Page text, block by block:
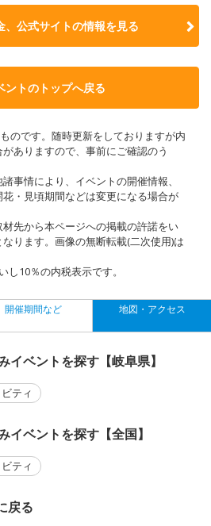
、公式サイトの情報を見る
ントのトップへ戻る
のです。随時更新をしておりますが内
ありますので、事前にご確認のう
事情により、イベントの開催情報、
・見頃期間などは変更になる場合が
先から本ページへの掲載の許諾をい
ります。画像の無断転載(二次使用)は
10％の内税表示です。
開催期間など 地図・アクセス
イベントを探す【岐阜県】
ティ
イベントを探す【全国】
ティ
戻る